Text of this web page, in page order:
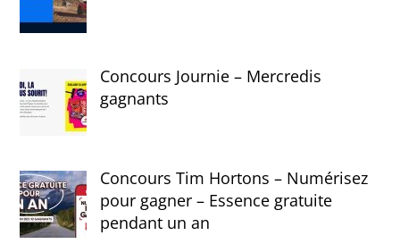
Concours Journie – Mercredis
gagnants
Concours Tim Hortons – Numérisez
pour gagner – Essence gratuite
pendant un an